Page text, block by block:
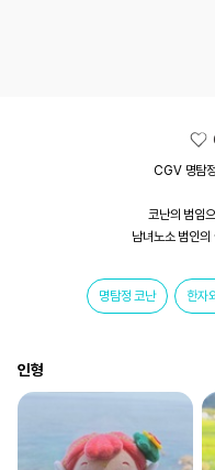
CGV 명탐
코난의 범임
남녀노소 범인의
명탐정 코난 한자
인형